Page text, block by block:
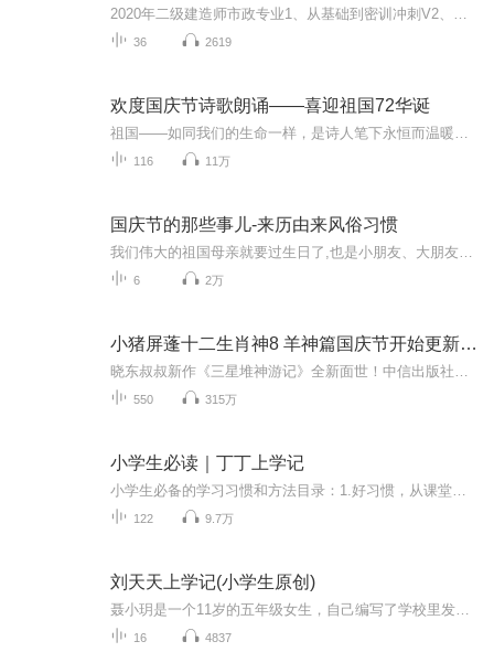
36 2619
欢度国庆节诗歌朗诵——喜迎祖国72华诞
116 11万
国庆节的那些事儿-来历由来风俗习惯
6 2万
小猪屏蓬十二生肖神8 羊神篇国庆节开始更新啦！
550 315万
小学生必读｜丁丁上学记
122 9.7万
刘天天上学记(小学生原创)
16 4837